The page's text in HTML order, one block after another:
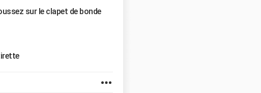
sur le clapet de bonde